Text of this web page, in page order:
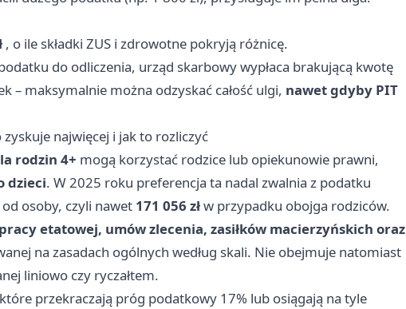
, o ile składki ZUS i zdrowotne pokryją różnicę.
do odliczenia, urząd skarbowy wypłaca brakującą kwotę
– maksymalnie można odzyskać całość ulgi, nawet gdyby PIT
najwięcej i jak to rozliczyć
rodzin 4+ mogą korzystać rodzice lub opiekunowie prawni,
dzieci. W 2025 roku preferencja ta nadal zwalnia z podatku
od osoby, czyli nawet 171 056 złw przypadku obojga rodziców.
etatowej, umów zlecenia, zasiłków macierzyńskich oraz
na zasadach ogólnych według skali. Nie obejmuje natomiast
liniowo czy ryczałtem.
przekraczają próg podatkowy 17% lub osiągają na tyle